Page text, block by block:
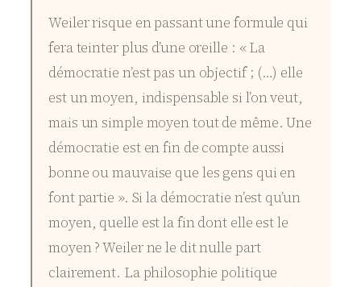
Weiler risque en passant une formule qui
fera teinter plus d’une oreille : « La
démocratie n’est pas un objectif ; (…) elle
est un moyen, indispensable si l’on veut,
mais un simple moyen tout de même. Une
démocratie est en fin de compte aussi
bonne ou mauvaise que les gens qui en
font partie ». Si la démocratie n’est qu’un
moyen, quelle est la fin dont elle est le
moyen ? Weiler ne le dit nulle part
clairement. La philosophie politique